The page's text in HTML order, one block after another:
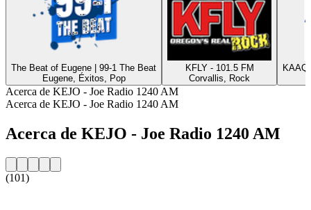
The Beat of Eugene | 99-1 The Beat
Eugene, Éxitos, Pop
KFLY - 101.5 FM
Corvallis, Rock
KAAQ
Acerca de KEJO - Joe Radio 1240 AM
Acerca de KEJO - Joe Radio 1240 AM
Acerca de KEJO - Joe Radio 1240 AM
(101)